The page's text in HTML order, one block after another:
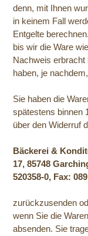
denn, mit Ihnen
in keinem Fall
Entgelte
bis wir die Ware
Nachweis erbracht
haben, je
Sie haben die
spätestens binnen
über den Widerruf
Bäckerei &
17, 85748
520358-0, Fax:
zurückzusenden
wenn Sie die
absenden. Sie